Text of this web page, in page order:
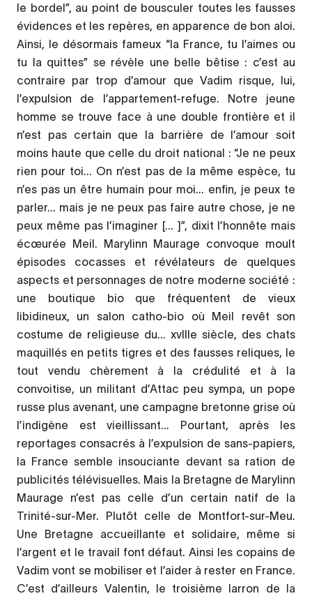
le bordel”, au point de bousculer toutes les fausses
évidences et les repères, en apparence de bon aloi.
Ainsi, le désormais fameux “la France, tu l’aimes ou
tu la quittes” se révèle une belle bêtise : c’est au
contraire par trop d’amour que Vadim risque, lui,
l’expulsion de l’appartement-refuge. Notre jeune
homme se trouve face à une double frontière et il
n’est pas certain que la barrière de l’amour soit
moins haute que celle du droit national : “Je ne peux
rien pour toi... On n’est pas de la même espèce, tu
n’es pas un être humain pour moi... enfin, je peux te
parler... mais je ne peux pas faire autre chose, je ne
peux même pas l’imaginer [... ]”, dixit l’honnête mais
écœurée Meil. Marylinn Maurage convoque moult
épisodes cocasses et révélateurs de quelques
aspects et personnages de notre moderne société :
une boutique bio que fréquentent de vieux
libidineux, un salon catho-bio où Meil revêt son
costume de religieuse du... xvIIIe siècle, des chats
maquillés en petits tigres et des fausses reliques, le
tout vendu chèrement à la crédulité et à la
convoitise, un militant d’Attac peu sympa, un pope
russe plus avenant, une campagne bretonne grise où
l’indigène est vieillissant... Pourtant, après les
reportages consacrés à l’expulsion de sans-papiers,
la France semble insouciante devant sa ration de
publicités télévisuelles. Mais la Bretagne de Marylinn
Maurage n’est pas celle d’un certain natif de la
Trinité-sur-Mer. Plutôt celle de Montfort-sur-Meu.
Une Bretagne accueillante et solidaire, même si
l’argent et le travail font défaut. Ainsi les copains de
Vadim vont se mobiliser et l’aider à rester en France.
C’est d’ailleurs Valentin, le troisième larron de la